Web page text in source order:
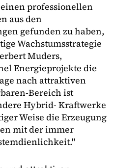
professionellen
aus den
gefunden zu haben,
Wachstumsstrategie
Muders,
Energieprojekte die
nach attraktiven
Bereich ist
Hybrid- Kraftwerke
Weise die Erzeugung
mit der immer